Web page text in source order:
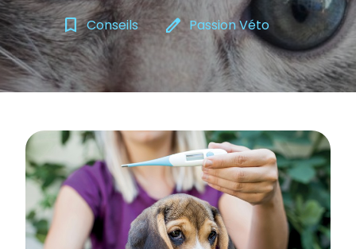
bookmark_border Conseils edit Passion Véto